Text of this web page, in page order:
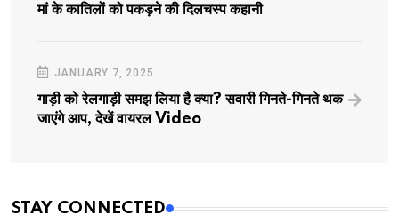
मां के कातिलों को पकड़ने की दिलचस्प कहानी
JANUARY 7, 2025
गाड़ी को रेलगाड़ी समझ लिया है क्या? सवारी गिनते-गिनते थक
जाएंगे आप, देखें वायरल Video
STAY CONNECTED